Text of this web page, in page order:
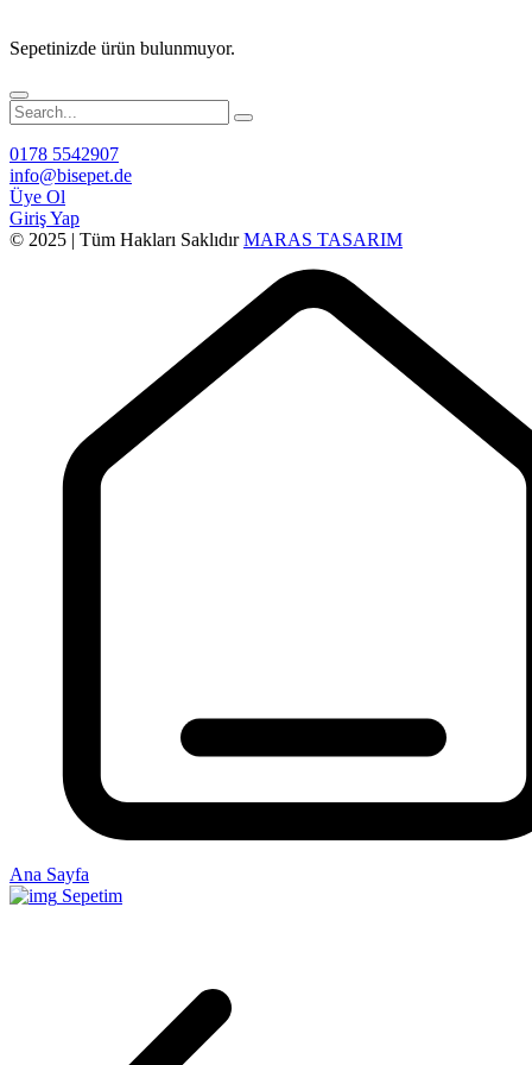
Sepetinizde ürün bulunmuyor.
0178 5542907
info@bisepet.de
Üye Ol
Giriş Yap
© 2025 | Tüm Hakları SaklıdırMARAS TASARIM
Ana Sayfa
Sepetim